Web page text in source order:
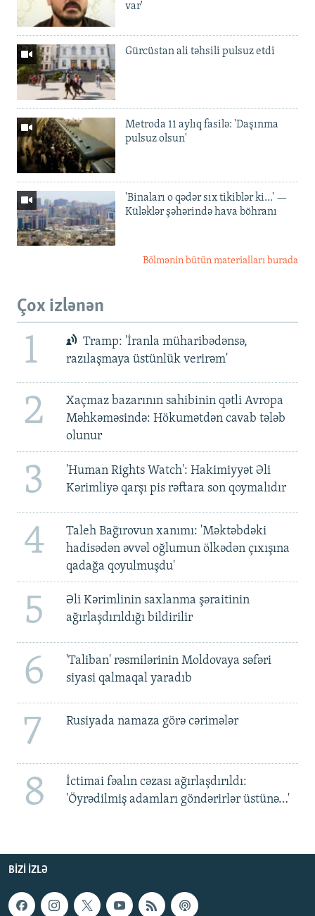
var'
Gürcüstan ali təhsili pulsuz etdi
Metroda 11 aylıq fasilə: 'Daşınma
pulsuz olsun'
'Binaları o qədər sıx tikiblər ki...' —
Küləklər şəhərində hava böhranı
Bölmənin bütün materialları burada
Çox izlənən
1
Tramp: 'İranla müharibədənsə,
razılaşmaya üstünlük verirəm'
2
Xaçmaz bazarının sahibinin qətli Avropa
Məhkəməsində: Hökumətdən cavab tələb
olunur
3
'Human Rights Watch': Hakimiyyət Əli
Kərimliyə qarşı pis rəftara son qoymalıdır
4
Taleh Bağırovun xanımı: 'Məktəbdəki
hadisədən əvvəl oğlumun ölkədən çıxışına
qadağa qoyulmuşdu'
5
Əli Kərimlinin saxlanma şəraitinin
ağırlaşdırıldığı bildirilir
6
'Taliban' rəsmilərinin Moldovaya səfəri
siyasi qalmaqal yaradıb
7 Rusiyada namaza görə cərimələr
8
İctimai fəalın cəzası ağırlaşdırıldı:
'Öyrədilmiş adamları göndərirlər üstünə…'
BIZI IZLƏ